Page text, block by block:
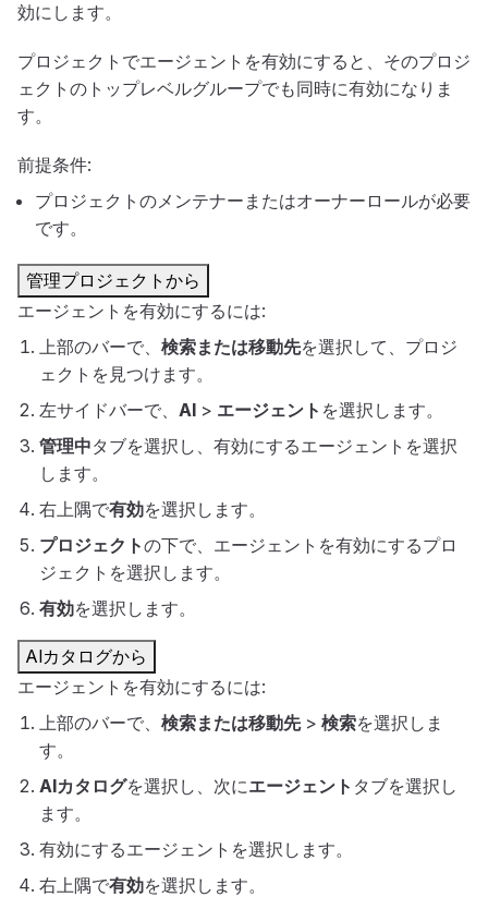
効にします。
プロジェクトでエージェントを有効にすると、そのプロジ
ェクトのトップレベルグループでも同時に有効になりま
す。
前提条件:
プロジェクトのメンテナーまたはオーナーロールが必要
です。
管理プロジェクトから
エージェントを有効にするには:
上部のバーで、 検索または移動先を選択して、プロジ
ェクトを見つけます。
左サイドバーで、 AI > エージェント を選択します。
管理中タブを選択し、有効にするエージェントを選択
します。
右上隅で有効を選択します。
プロジェクトの下で、エージェントを有効にするプロ
ジェクトを選択します。
有効を選択します。
AIカタログから
エージェントを有効にするには:
上部のバーで、 検索または移動先> 検索を選択しま
す。
AIカタログを選択し、次にエージェント タブを選択し
ます。
有効にするエージェントを選択します。
右上隅で有効を選択します。